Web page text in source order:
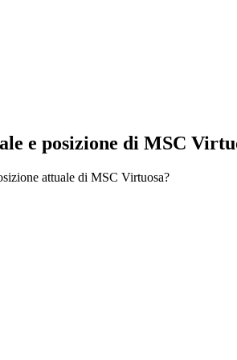
e posizione di MSC
attuale di MSC Virtuosa?